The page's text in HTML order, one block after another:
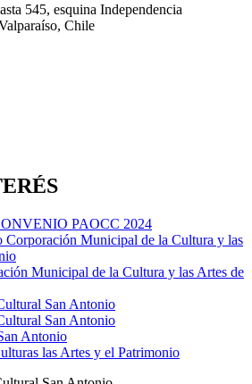
545, esquina Independencia
Chile
PAOCC 2024
Corporación Municipal de la Cultura y las
Municipal de la Cultura y las Artes de
San Antonio
San Antonio
Antonio
las Artes y el Patrimonio